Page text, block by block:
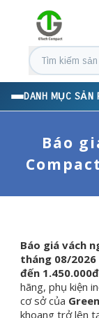
Tìm kiếm sản
DANH MỤC SẢN
Báo
Báo giá vách
tháng 08/
đến
hãng, phụ kiện
cơ sở của
khoang trở lên